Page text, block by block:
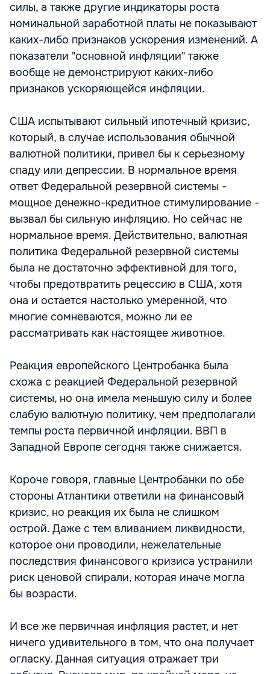
силы, а также другие индикаторы роста
номинальной заработной платы не показывают
каких-либо признаков ускорения изменений. А
показатели "основной инфляции" также
вообще не демонстрируют каких-либо
признаков ускоряющейся инфляции.
США испытывают сильный ипотечный кризис,
который, в случае использования обычной
валютной политики, привел бы к серьезному
спаду или депрессии. В нормальное время
ответ Федеральной резервной системы -
мощное денежно-кредитное стимулирование -
вызвал бы сильную инфляцию. Но сейчас не
нормальное время. Действительно, валютная
политика Федеральной резервной системы
была не достаточно эффективной для того,
чтобы предотвратить рецессию в США, хотя
она и остается настолько умеренной, что
многие сомневаются, можно ли ее
рассматривать как настоящее животное.
Реакция европейского Центробанка была
схожа с реакцией Федеральной резервной
системы, но она имела меньшую силу и более
слабую валютную политику, чем предполагали
темпы роста первичной инфляции. ВВП в
Западной Европе сегодня также снижается.
Короче говоря, главные Центробанки по обе
стороны Атлантики ответили на финансовый
кризис, но реакция их была не слишком
острой. Даже с тем вливанием ликвидности,
которое они проводили, нежелательные
последствия финансового кризиса устранили
риск ценовой спирали, которая иначе могла
бы возрасти.
И все же первичная инфляция растет, и нет
ничего удивительного в том, что она получает
огласку. Данная ситуация отражает три